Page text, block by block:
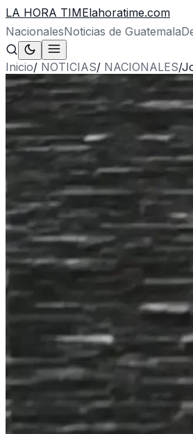
LA HORA TIMElahoratime.com
NacionalesNoticias de Guatemala
Inicio/ NOTICIAS/ NACIONALES/